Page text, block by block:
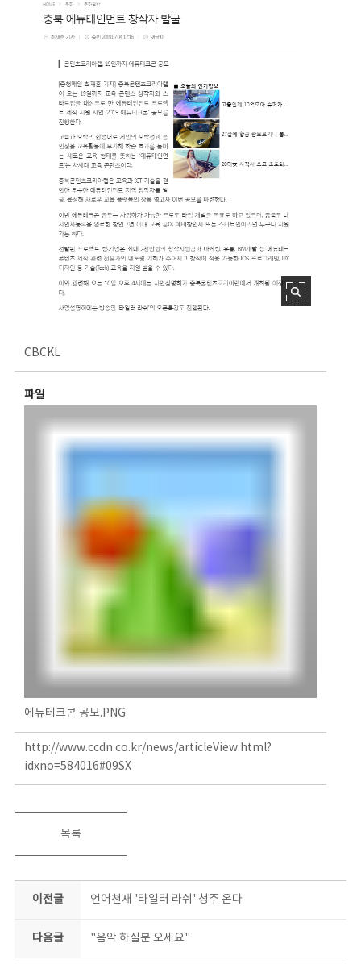
CBCKL
파일
에듀테크콘 공모.PNG
http://www.ccdn.co.kr/news/articleView.html?
idxno=584016#09SX
목록
이전글 언어천재 '타일러 라쉬' 청주 온다
다음글 "음악 하실분 오세요"